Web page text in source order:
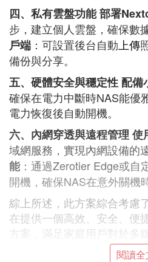
四、私有雲盤功能部署
步，建立個人雲盤，確保數
戶端 ：可設置後台自動 上傳
備份與分享。
五、硬體安全與穩定性配備
確保在電力中斷時NAS能優
電力恢復後自動開機。
六、內網穿透與遠程管理 使
域網服務，實現內網設備的
能：通過Zerotier Edge或自
開機，確保NAS在意外關機
綜上所述，此方案綜合考慮
在提供一個高效、安全、便
方案，滿足家庭用戶對於多
閱讀全